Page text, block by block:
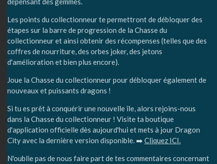
Les points du collectionneur te permettront de débloquer des
étapes sur la barre de progression de la Chasse du
collectionneur et ainsi obtenir des récompenses (telles que des
coffres de nourriture, des orbes joker, des jetons
d'amélioration et bien plus encore).
Joue la Chasse du collectionneur pour débloquer également de
nouveaux et puissants dragons !
Si tu es prêt à conquérir une nouvelle île, alors rejoins-nous
dans la Chasse du collectionneur ! Visite ta boutique
d'application officielle dès aujourd'hui et mets à jour Dragon
City avec la dernière version disponible. ➡️ Cliquez ICI.
N'oublie pas de nous faire part de tes commentaires concernant